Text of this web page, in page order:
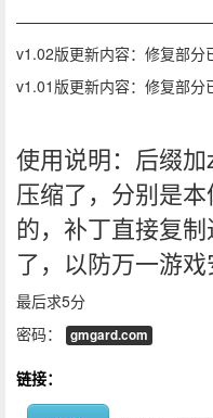
v1.02版更新内容：修复部分
v1.01版更新内容：修复部分
使用说明：后缀
压缩了，分别是
的，补丁直接复
了，以防万一游
最后求5分
密码：
gmgard.com
链接：